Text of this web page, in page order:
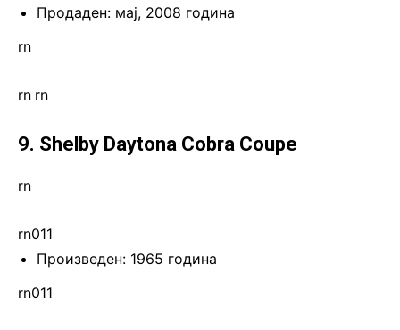
Продаден: мај, 2008 година
rn
rn rn
9. Shelby Daytona Cobra Coupe
rn
rn011
Произведен: 1965 година
rn011